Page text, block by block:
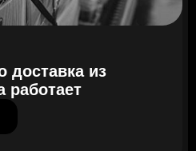
доставка из
работает